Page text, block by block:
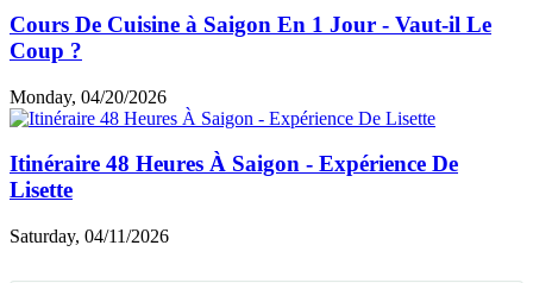
Top 15 Villages Artisanaux à Saigon Et Dans Le
Delta Mékong Vietnam
Wednesday, 06/10/2026
Top 10 Hôtels De Luxe De Saigon Et Du Mékong
Vietnam